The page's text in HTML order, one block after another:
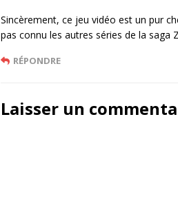
Sincèrement, ce jeu vidéo est un pur
pas connu les autres séries de la saga
RÉPONDRE
Laisser un